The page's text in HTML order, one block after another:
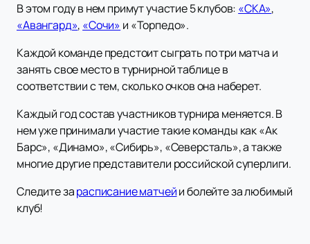
В этом году в нем примут участие 5 клубов: «СКА»,
«Авангард», «Сочи» и «Торпедо».
Каждой команде предстоит сыграть по три матча и
занять свое место в турнирной таблице в
соответствии с тем, сколько очков она наберет.
Каждый год состав участников турнира меняется. В
нем уже принимали участие такие команды как «Ак
Барс», «Динамо», «Сибирь», «Северсталь», а также
многие другие представители российской суперлиги.
Следите зарасписание матчейи болейте за любимый
клуб!